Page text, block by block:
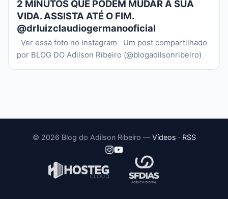
2 MINUTOS QUE PODEM MUDAR A SUA
VIDA. ASSISTA ATÉ O FIM.
@drluizclaudiogermanooficial
Ver essa foto no Instagram Um post compartilhado
por BLOG DO Adilson Ribeiro (@blogadilsonribeiro)
© 2026 Blog do Adilson Ribeiro —Vídeos · RSS